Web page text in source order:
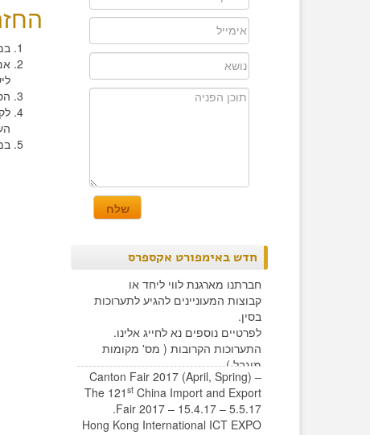
חדש באימפורט אקספרס
חברתנו מארגנת לווי ליחד או
קבוצות המעוניינים להגיע לתערוכות
בסין.
לפרטיים נוספים נא לחייג אלינו.
התערוכות הקרובות ( מס' מקומות
מוגבל )
Canton Fair 2017 (April, Spring) –
The 121 st China Import and Export
Fair 2017 – 15.4.17 – 5.5.17.
Hong Kong International ICT EXPO